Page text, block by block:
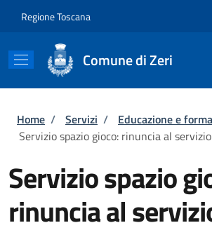
Regione Toscana
Comune di Zeri
Briciole di pane
Home / Servizi / Educazione e
Servizio spazio gioco: rinuncia al servizio
Servizio spazio
rinuncia al